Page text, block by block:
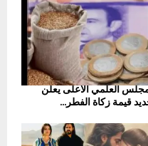
العلمي الأعلى يعلن
قيمة زكاة الفطر...